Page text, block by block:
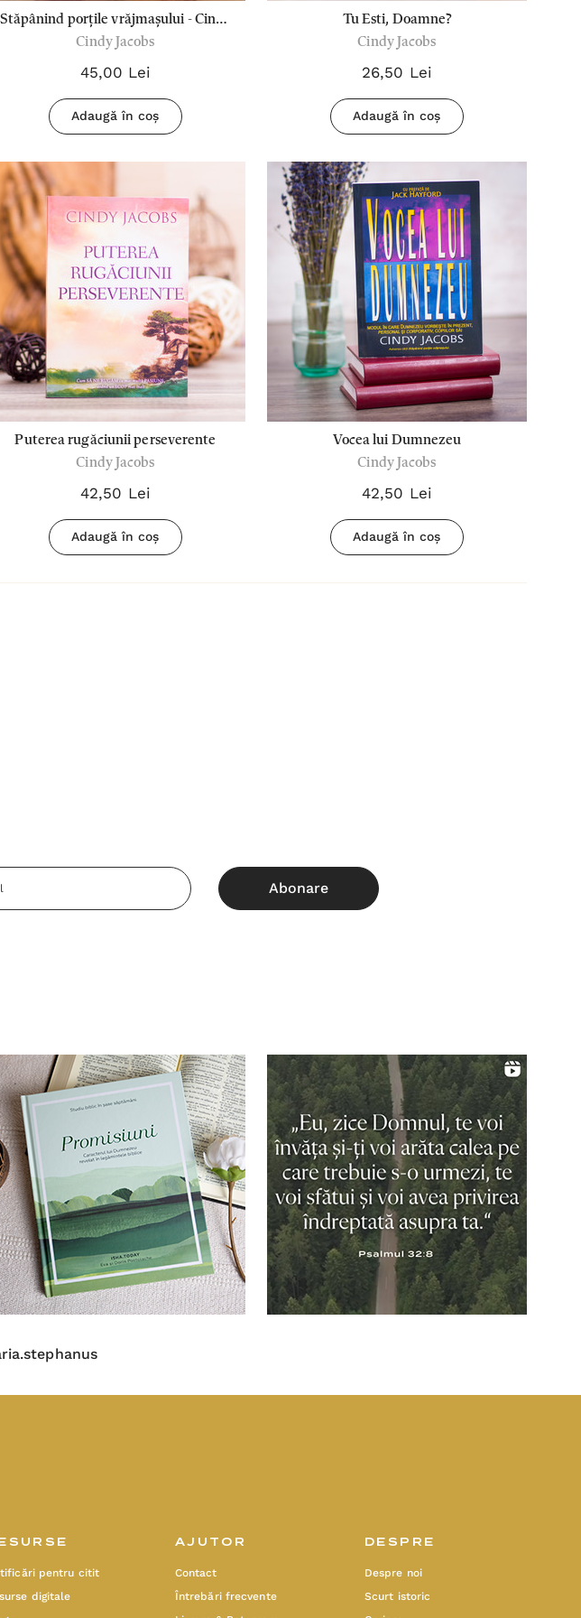
Stăpânind porțile vrăjmașului - Cindy
Jacobs
Cindy Jacobs
45,00 Lei
Adaugă în coș
Tu Esti, Doamne?
Cindy Jacobs
26,50 Lei
Adaugă în coș
Puterea rugăciunii perseverente
Cindy Jacobs
42,50 Lei
Adaugă în coș
Vocea lui Dumnezeu
Cindy Jacobs
42,50 Lei
Adaugă în coș
pentru citit
digitale
AJUTOR
Contact
Întrebări frecvente
DESPRE
Despre noi
Scurt istoric